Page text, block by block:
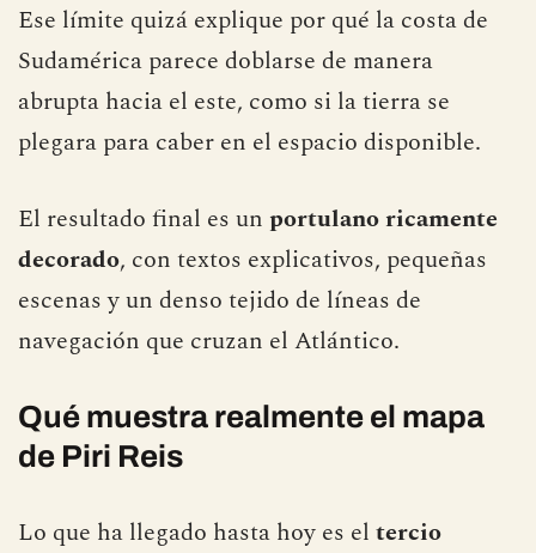
Ese límite quizá explique por qué la costa de
Sudamérica parece doblarse de manera
abrupta hacia el este, como si la tierra se
plegara para caber en el espacio disponible.
El resultado final es un portulano ricamente
decorado, con textos explicativos, pequeñas
escenas y un denso tejido de líneas de
navegación que cruzan el Atlántico.
Qué muestra realmente el mapa
de Piri Reis
Lo que ha llegado hasta hoy es el tercio